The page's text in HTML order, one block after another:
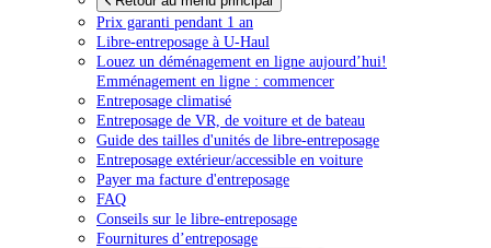
Prix garanti pendant 1 an
Libre-entreposage à U-Haul
Louez un déménagement en ligne aujourd’hui!
Emménagement en ligne : commencer
Entreposage climatisé
Entreposage de VR, de voiture et de bateau
Guide des tailles d'unités de libre-entreposage
Entreposage extérieur/accessible en voiture
Payer ma facture d'entreposage
FAQ
Conseils sur le libre-entreposage
Fournitures d’entreposage